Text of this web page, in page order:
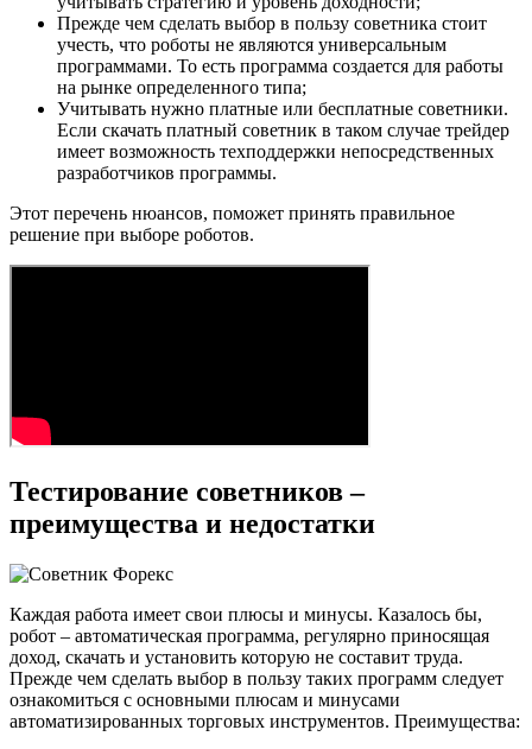
Прежде чем сделать выбор в пользу советника стоит
учесть, что роботы не являются универсальным
программами. То есть программа создается для работы
на рынке определенного типа;
Учитывать нужно платные или бесплатные советники.
Если скачать платный советник в таком случае трейдер
имеет возможность техподдержки непосредственных
разработчиков программы.
Этот перечень нюансов, поможет принять правильное
решение при выборе роботов.
Тестирование советников –
преимущества и недостатки
Каждая работа имеет свои плюсы и минусы. Казалось бы,
робот – автоматическая программа, регулярно приносящая
доход, скачать и установить которую не составит труда.
Прежде чем сделать выбор в пользу таких программ следует
ознакомиться с основными плюсам и минусами
автоматизированных торговых инструментов. Преимущества: